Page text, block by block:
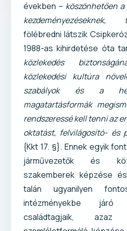
években – köszönhetően
fölébredni látszik
1988-as kihirdetése óta
közlekedés
közlekedési kultúra
szabályok és a
magatartásformák
rendszeressé kell tenni az
oktatást, felvilágosító- és
{Kkt 17. §}. Ennek egyik
járművezetők és
szakemberek képzése
talán ugyanilyen
intézményekbe
családtagjaik,